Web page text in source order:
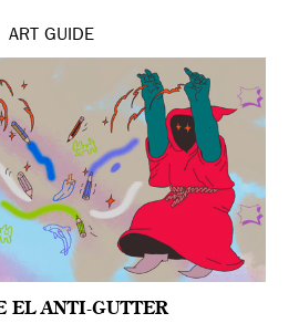
ART GUIDE
EL ANTI-GUTTER